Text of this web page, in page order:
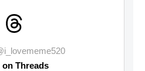
on Threads